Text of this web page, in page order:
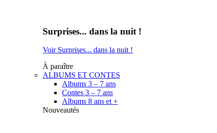
Surprises... dans la nuit !
Voir Surprises... dans la nuit !
À paraître
ALBUMS ET CONTES
Albums 3 – 7 ans
Contes 3 – 7 ans
Albums 8 ans et +
Nouveautés